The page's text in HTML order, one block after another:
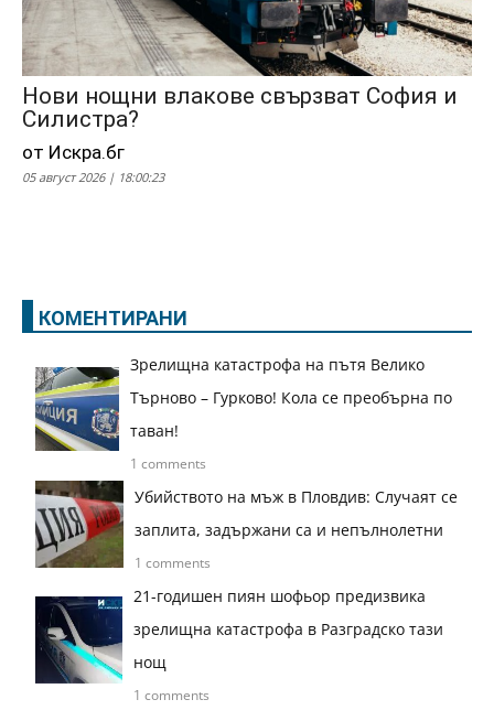
Нови нощни влакове свързват София и
Силистра?
от Искра.бг
05 август 2026 | 18:00:23
КОМЕНТИРАНИ
Зрелищна катастрофа на пътя Велико
Търново – Гурково! Кола се преобърна по
таван!
1 comments
Убийството на мъж в Пловдив: Случаят се
заплита, задържани са и непълнолетни
1 comments
21-годишен пиян шофьор предизвика
зрелищна катастрофа в Разградско тази
нощ
1 comments